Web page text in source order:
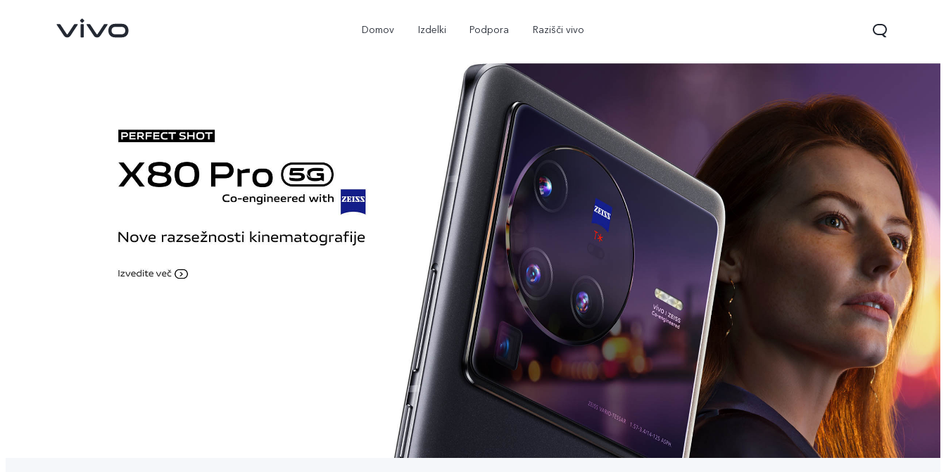
Domov Izdelki Podpora Razišči vivo
Y36 X90 Pro novo X80 Lite Y17s Y35